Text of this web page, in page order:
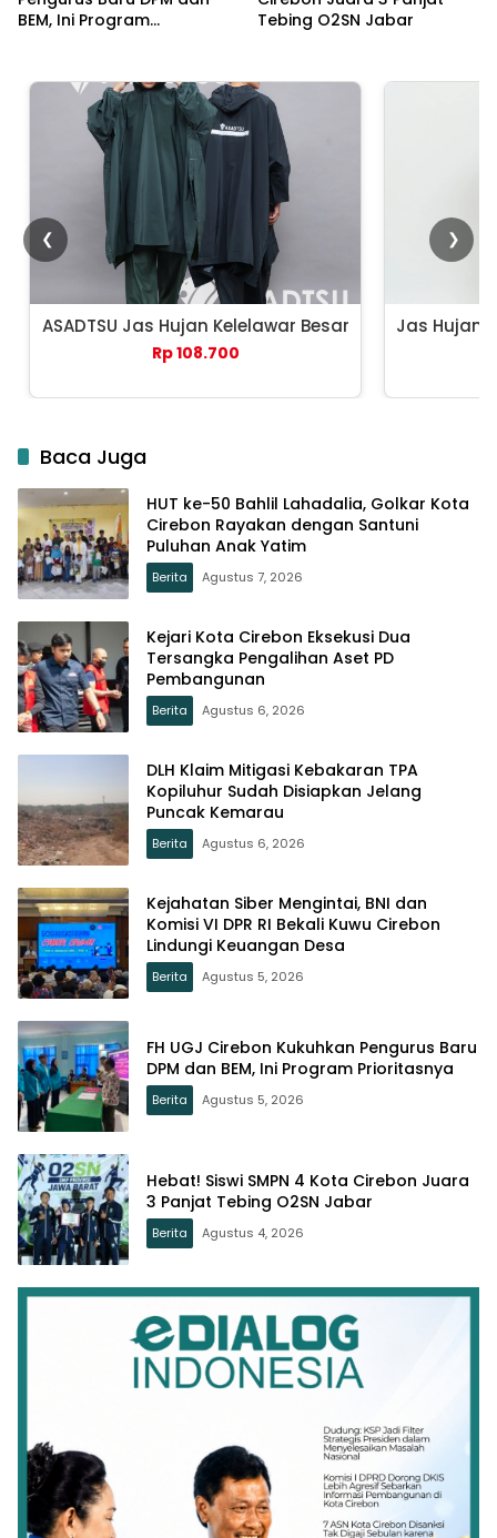
BEM, Ini Program
Tebing O2SN Jabar
❮
ASADTSU Jas Hujan Kelelawar Besar
Rp 108.700
Jas Hujan
❯
Baca Juga
HUT ke-50 Bahlil Lahadalia, Golkar Kota
Cirebon Rayakan dengan Santuni
Puluhan Anak Yatim
Berita Agustus 7, 2026
Kejari Kota Cirebon Eksekusi Dua
Tersangka Pengalihan Aset PD
Pembangunan
Berita Agustus 6, 2026
DLH Klaim Mitigasi Kebakaran TPA
Kopiluhur Sudah Disiapkan Jelang
Puncak Kemarau
Berita Agustus 6, 2026
Kejahatan Siber Mengintai, BNI dan
Komisi VI DPR RI Bekali Kuwu Cirebon
Lindungi Keuangan Desa
Berita Agustus 5, 2026
FH UGJ Cirebon Kukuhkan Pengurus Baru
DPM dan BEM, Ini Program Prioritasnya
Berita Agustus 5, 2026
Hebat! Siswi SMPN 4 Kota Cirebon Juara
3 Panjat Tebing O2SN Jabar
Berita Agustus 4, 2026